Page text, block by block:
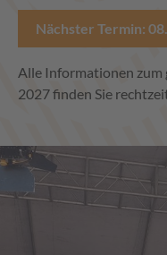
Nächster Termin:
Alle Informationen zum
2027 finden Sie